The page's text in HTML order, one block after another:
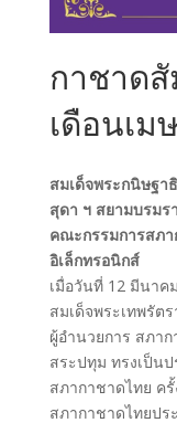
กาชาด
เดือนเม
สมเด็จพระกนิษฐา
สุดา ฯ สยามบรมร
คณะกรรมการสภ
อิเล็กทรอนิกส์
เมื่อวันที่ 12 มีนาค
สมเด็จพระเทพรัต
ผู้อำนวยการ สภา
สระปทุม ทรงเป็น
สภากาชาดไทย ค
สภากาชาดไทยป